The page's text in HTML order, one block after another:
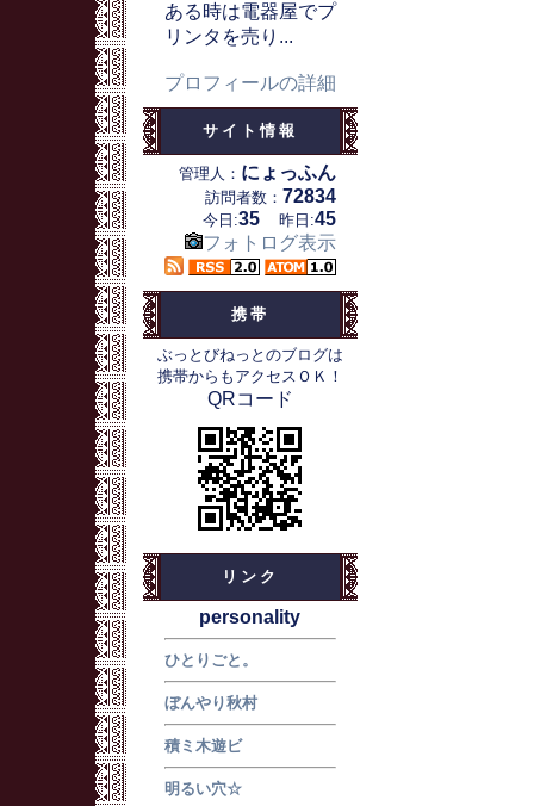
ある時は電器屋でプ
リンタを売り...
プロフィールの詳細
サイト情報
管理人： にょっふん
訪問者数： 72834
今日:35 昨日:45
フォトログ表示
携帯
ぶっとびねっとのブログは
携帯からもアクセスＯＫ！
QRコード
リンク
personality
ひとりごと。
ぼんやり秋村
積ミ木遊ビ
明るい穴☆